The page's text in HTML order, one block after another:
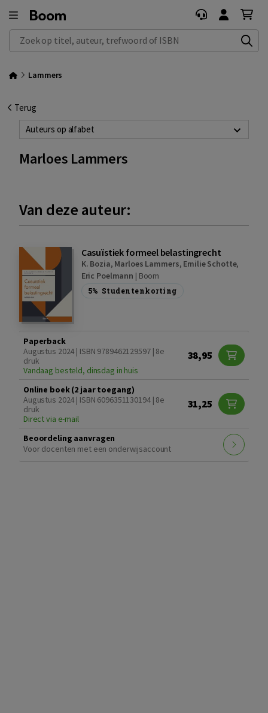
Zoek op titel, auteur, trefwoord of ISBN
Lammers
Terug
Auteurs op alfabet
Marloes Lammers
Van deze auteur:
Casuïstiek formeel belastingrecht
K. Bozia, Marloes Lammers, Emilie Schotte,
Eric Poelmann | Boom
5% Studentenkorting
Paperback
Augustus 2024 | ISBN 9789462129597 | 8e
druk
Vandaag besteld, dinsdag in huis
38,95
Online boek (2 jaar toegang)
Augustus 2024 | ISBN 6096351130194 | 8e
druk
Direct via e-mail
31,25
Beoordeling aanvragen
Voor docenten met een onderwijsaccount